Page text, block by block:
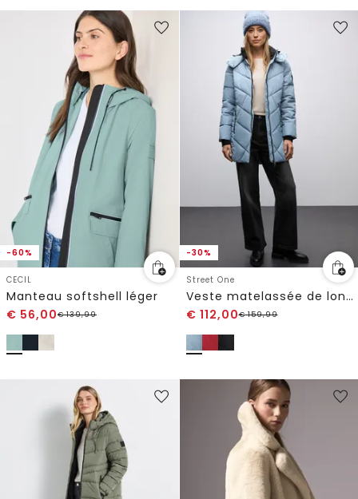
-60%
CECIL
Manteau softshell léger
€ 56,00€139,99
-30%
Street One
Veste matelassée de longueur midi
€ 112,00€159,99